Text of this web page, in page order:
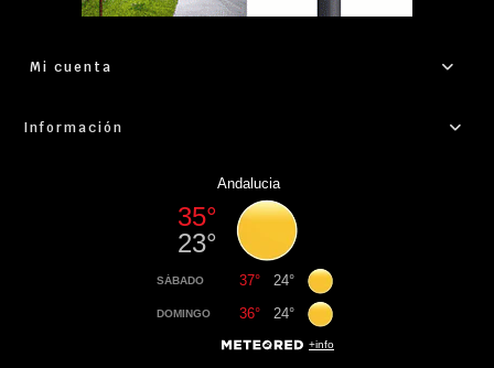
Mi cuenta
Información